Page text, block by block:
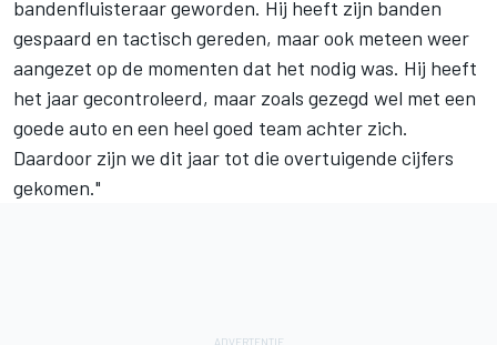
bandenfluisteraar geworden. Hij heeft zijn banden
gespaard en tactisch gereden, maar ook meteen weer
aangezet op de momenten dat het nodig was. Hij heeft
het jaar gecontroleerd, maar zoals gezegd wel met een
goede auto en een heel goed team achter zich.
Daardoor zijn we dit jaar tot die overtuigende cijfers
gekomen."